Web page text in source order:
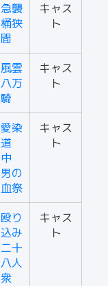
急襲
桶狭
間
キャス
ト
風雲
八万
騎
キャス
ト
愛染
道
中
男の
血祭
キャス
ト
殴り
込み
二十
八人
衆
キャス
ト